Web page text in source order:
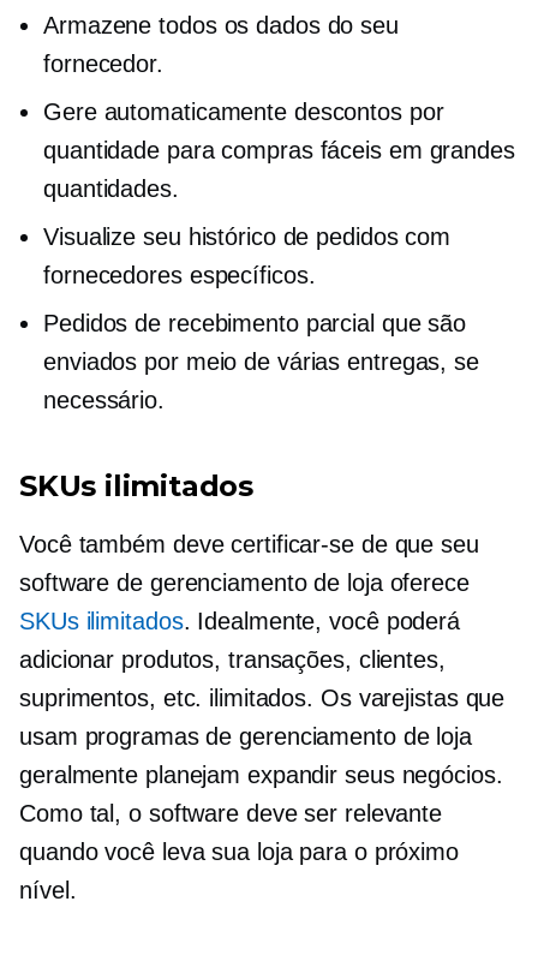
Armazene todos os dados do seu
fornecedor.
Gere automaticamente descontos por
quantidade para compras fáceis em grandes
quantidades.
Visualize seu histórico de pedidos com
fornecedores específicos.
Pedidos de recebimento parcial que são
enviados por meio de várias entregas, se
necessário.
SKUs ilimitados
Você também deve certificar-se de que seu
software de gerenciamento de loja oferece
SKUs ilimitados. Idealmente, você poderá
adicionar produtos, transações, clientes,
suprimentos, etc. ilimitados. Os varejistas que
usam programas de gerenciamento de loja
geralmente planejam expandir seus negócios.
Como tal, o software deve ser relevante
quando você leva sua loja para o próximo
nível.